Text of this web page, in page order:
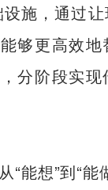
设施，通过
够更高效地
分阶段实
“能想”到“能